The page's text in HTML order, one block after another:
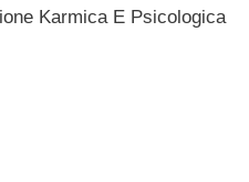
Karmica E Psicologica